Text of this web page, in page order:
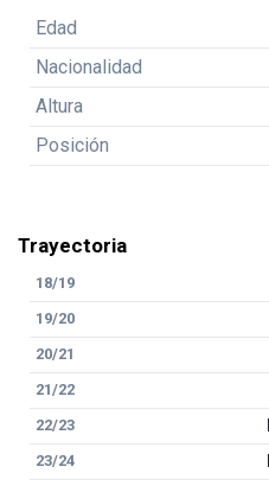
Edad
Nacionalidad
Altura
Posición
Trayectoria
18/19
19/20
20/21
21/22
22/23
23/24